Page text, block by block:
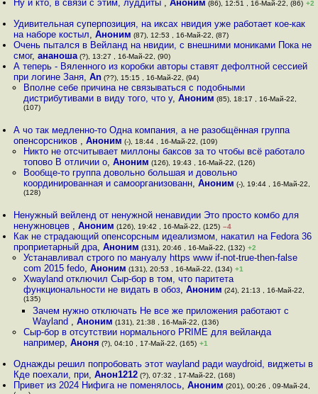
Ну и кто, в связи с этим, луддиты ,Аноним (86), 12:51 , 16-Май-22, (86) +2
Удивительная суперпозиция, на иксах нвидия уже работает кое-как
на наборе костыл,Аноним (87), 12:53 , 16-Май-22, (87)
Очень пытался в Вейланд на нвидии, с внешними мониками Пока не
смог,ананоша (?), 13:27 , 16-Май-22, (90)
А теперь - Вяленного из коробки авторы ставят дефолтной сессией
при логине Заня,An (??), 15:15 , 16-Май-22, (94)
Вполне себе причина не связываться с подобными
дистрибутивами в виду того, что у, Аноним (85), 18:17 , 16-Май-22,
(107)
А чо так медленно-то Одна компания, а не разобщённая группа
опенсорсников ,Аноним (-), 18:44 , 16-Май-22, (109)
Никто не отсчитывает миллоны баксов за то чтобы всё работало
топово В отличии о, Аноним (126), 19:43 , 16-Май-22, (126)
Вообще-то группа довольно большая и довольно
координированная и самоорганизованн, Аноним (-), 19:44 , 16-Май-22,
(128)
Ненужный вейленд от ненужной ненавидии Это просто комбо для
ненужновцев ,Аноним (126), 19:42 , 16-Май-22, (125) –4
Как не страдающий опенсорсным идеализмом, накатил на Fedora 36
проприетарный дра,Аноним (131), 20:46 , 16-Май-22, (132) +2
Устанавливал строго по мануалу https www if-not-true-then-false
com 2015 fedo, Аноним (131), 20:53 , 16-Май-22, (134) +1
Xwayland отключил Сыр-бор в том, что паритета
функциональности не видать в обоз, Аноним (24), 21:13 , 16-Май-22,
(135)
Зачем нужно отключать Не все же приложения работают с
Wayland , Аноним (131), 21:38 , 16-Май-22, (136)
Сыр-бор в отсутствии нормального PRIME для вейланда
например, Аноня (?), 04:10 , 17-Май-22, (165) +1
Однажды решил попробовать этот wayland ради waydroid, виджеты в
Кде поехали, при,Анон1212 (?), 07:32 , 17-Май-22, (168)
Привет из 2024 Нифига не поменялось,Аноним (201), 00:26 , 09-Май-24,